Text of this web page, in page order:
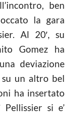
ben
la gara
Al 20′, su
Gomez ha
deviazione
un altro bel
ha insertato
si e’